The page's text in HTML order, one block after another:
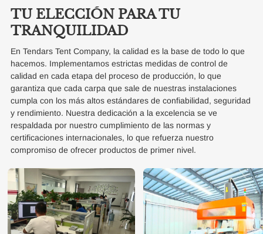
TU ELECCIÓN PARA TU
TRANQUILIDAD
En Tendars Tent Company, la calidad es la base de todo lo que
hacemos. Implementamos estrictas medidas de control de
calidad en cada etapa del proceso de producción, lo que
garantiza que cada carpa que sale de nuestras instalaciones
cumpla con los más altos estándares de confiabilidad, seguridad
y rendimiento. Nuestra dedicación a la excelencia se ve
respaldada por nuestro cumplimiento de las normas y
certificaciones internacionales, lo que refuerza nuestro
compromiso de ofrecer productos de primer nivel.